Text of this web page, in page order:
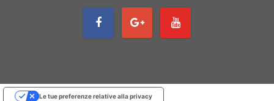
Le tue preferenze relative alla privacy